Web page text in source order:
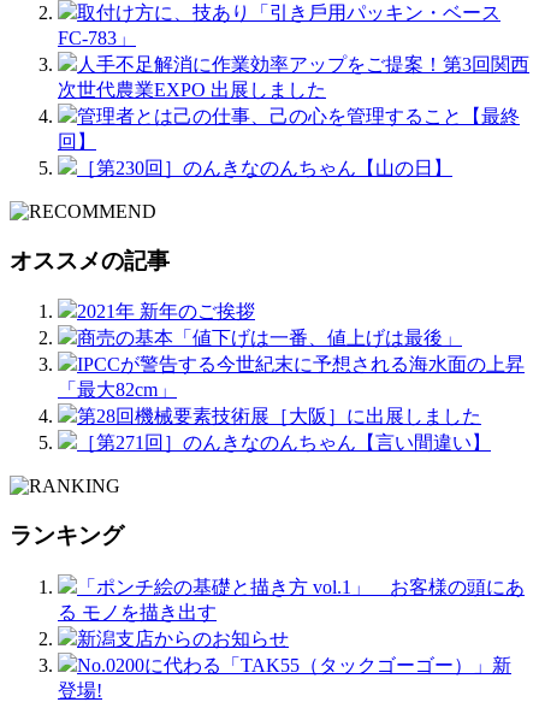
取付け方に、技あり「引き⼾⽤パッキン・ベース
FC-783」
人手不足解消に作業効率アップをご提案！第3回関西
次世代農業EXPO 出展しました
管理者とは己の仕事、己の心を管理すること【最終
回】
［第230回］のんきなのんちゃん【山の日】
オススメの記事
2021年 新年のご挨拶
商売の基本「値下げは一番、値上げは最後」
IPCCが警告する今世紀末に予想される海水面の上昇
「最大82cm」
第28回機械要素技術展［大阪］に出展しました
［第271回］のんきなのんちゃん【言い間違い】
ランキング
「ポンチ絵の基礎と描き方 vol.1」 お客様の頭にあ
る モノを描き出す
新潟支店からのお知らせ
No.0200に代わる「TAK55（タックゴーゴー）」新
登場!